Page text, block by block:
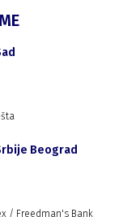
Beograd
/ Freedman's Bank